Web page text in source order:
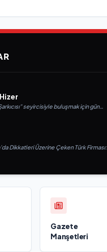
seyircisiyle buluşmak için gün
Dikkatleri Üzerine Çeken Türk Firması:
Gazete
Manşetleri